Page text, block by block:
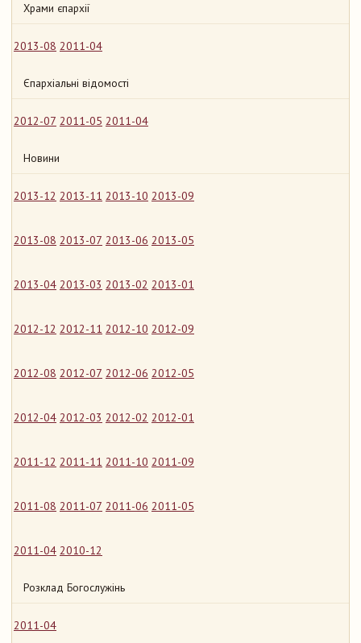
Храми єпархії
2013-08 2011-04
Єпархіальні відомості
2012-07 2011-05 2011-04
Новини
2013-12 2013-11 2013-10 2013-09
2013-08 2013-07 2013-06 2013-05
2013-04 2013-03 2013-02 2013-01
2012-12 2012-11 2012-10 2012-09
2012-08 2012-07 2012-06 2012-05
2012-04 2012-03 2012-02 2012-01
2011-12 2011-11 2011-10 2011-09
2011-08 2011-07 2011-06 2011-05
2011-04 2010-12
Розклад Богослужінь
2011-04